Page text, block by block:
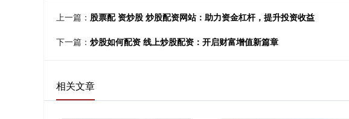
上一篇： 股票配 资炒股 炒股配资网站：助力资金杠杆，提升投资收益
下一篇： 炒股如何配资 线上炒股配资：开启财富增值新篇章
相关文章